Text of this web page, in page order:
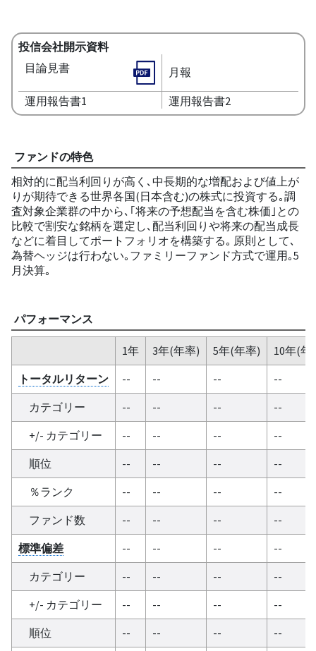
投信会社開示資料
目論見書
月報
運用報告書1 運用報告書2
ファンドの特色
相対的に配当利回りが高く､中長期的な増配および値上が
りが期待できる世界各国(日本含む)の株式に投資する｡調
査対象企業群の中から､｢将来の予想配当を含む株価｣との
比較で割安な銘柄を選定し､配当利回りや将来の配当成長
などに着目してポートフォリオを構築する｡ 原則として､
為替ヘッジは行わない｡ファミリーファンド方式で運用｡5
月決算｡
パフォーマンス
1年 3年(年率) 5年(年率)
10年(年
トータルリターン
-- -- --
--
カテゴリー
-- -- --
--
+/- カテゴリー
-- -- --
--
順位
-- -- --
--
％ランク
-- -- --
--
ファンド数
-- -- --
--
標準偏差
-- -- --
--
カテゴリー
-- -- --
--
+/- カテゴリー
-- -- --
--
順位
-- -- -- --